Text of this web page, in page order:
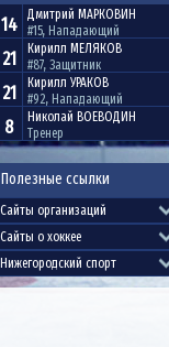
14 Дмитрий МАРКОВИН
#15, Нападающий
21 Кирилл МЕЛЯКОВ
#87, Защитник
21 Кирилл УРАКОВ
#92, Нападающий
8 Николай ВОЕВОДИН
Тренер
Полезные ссылки